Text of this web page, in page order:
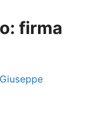
firma